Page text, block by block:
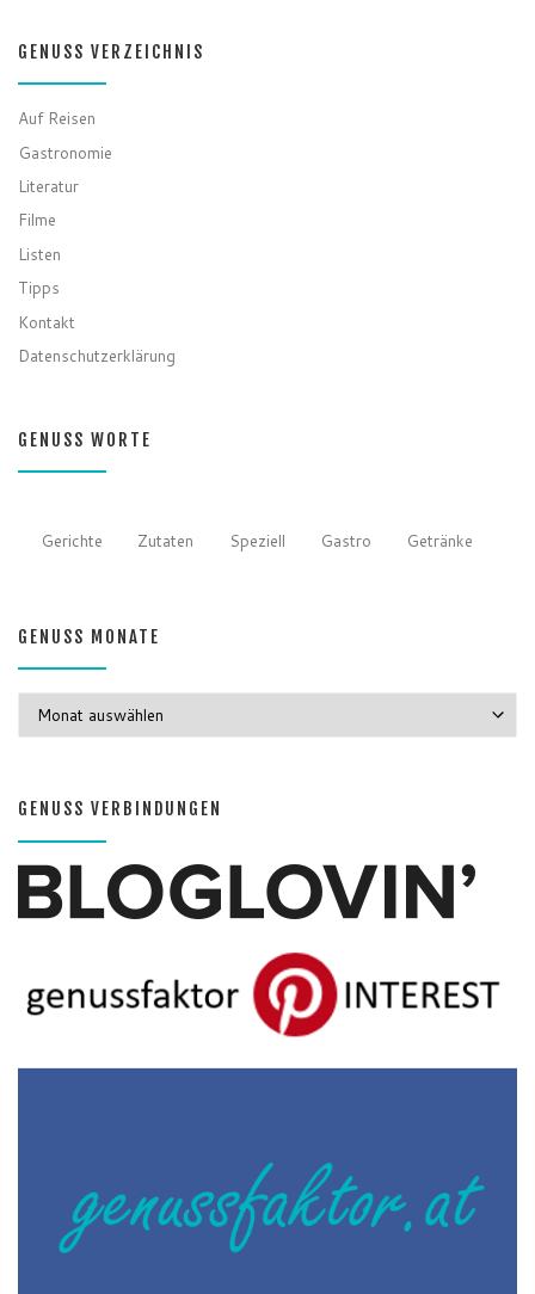
GENUSS VERZEICHNIS
Auf Reisen
Gastronomie
Literatur
Filme
Listen
Tipps
Kontakt
Datenschutzerklärung
GENUSS WORTE
Gerichte Zutaten Speziell Gastro Getränke
GENUSS MONATE
GENUSS VERBINDUNGEN